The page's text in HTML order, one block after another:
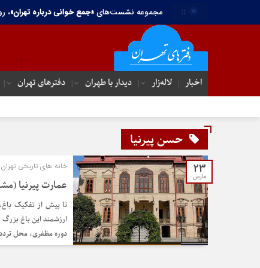
:: مجموعه نشست‌های«جمع خوانی درباره تهران»،
اخبار لاله‌زار دیدار با طهران دفترهای تهران‌
حسن پیرنیا
23
مارس
خانه های تاریخی تهران:
عمارت پیرنیا
تا پیش از تفکیک
ارزشمند این باغ
دوره مظفری، محل